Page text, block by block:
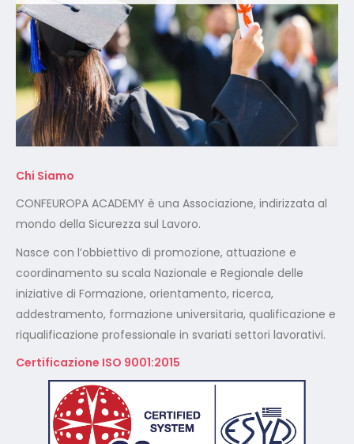
Chi Siamo
CONFEUROPA ACADEMY è una Associazione, indirizzata al
mondo della Sicurezza sul Lavoro.
Nasce con l’obbiettivo di promozione, attuazione e
coordinamento su scala Nazionale e Regionale delle
iniziative di Formazione, orientamento, ricerca,
addestramento, formazione universitaria, qualificazione e
riqualificazione professionale in svariati settori lavorativi.
Certificazione ISO 9001:2015